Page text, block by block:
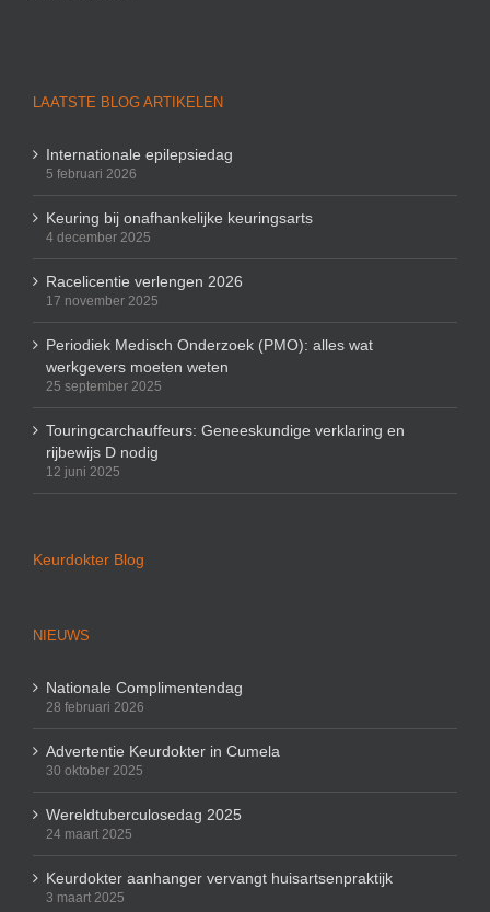
LAATSTE BLOG ARTIKELEN
Internationale epilepsiedag
5 februari 2026
Keuring bij onafhankelijke keuringsarts
4 december 2025
Racelicentie verlengen 2026
17 november 2025
Periodiek Medisch Onderzoek (PMO): alles wat
werkgevers moeten weten
25 september 2025
Touringcarchauffeurs: Geneeskundige verklaring en
rijbewijs D nodig
12 juni 2025
Keurdokter Blog
NIEUWS
Nationale Complimentendag
28 februari 2026
Advertentie Keurdokter in Cumela
30 oktober 2025
Wereldtuberculosedag 2025
24 maart 2025
Keurdokter aanhanger vervangt huisartsenpraktijk
3 maart 2025